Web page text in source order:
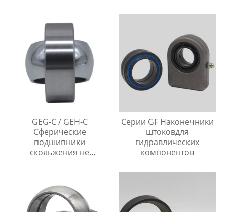
GEG-C / GEH-C
Сферические
подшипники
скольжения не
обслуживания
Серии GF Наконечники
штоковдля
гидравлических
компонентов